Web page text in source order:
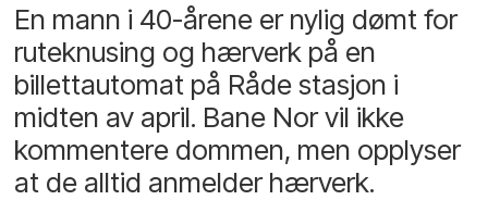
En mann i 40-årene er nylig dømt for
ruteknusing og hærverk på en
billettautomat på Råde stasjon i
midten av april. Bane Nor vil ikke
kommentere dommen, men opplyser
at de alltid anmelder hærverk.